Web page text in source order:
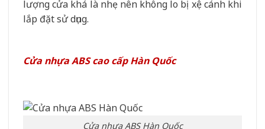
lượng cửa khá là nhẹ nên không lo bị xệ cánh khi
lắp đặt sử dụng.
Cửa nhựa ABS cao cấp Hàn Quốc
Cửa nhựa ABS Hàn Quốc